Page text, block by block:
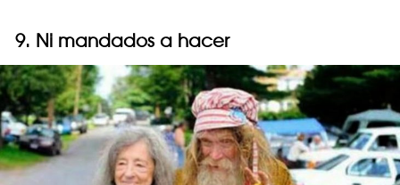
9. Ni mandados a hacer